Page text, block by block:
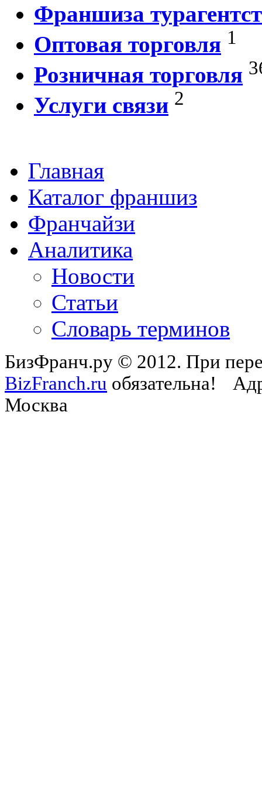
Франшиза
Оптовая торговля 1
Розничная торговля
Услуги связи 2
Главная
Каталог франшиз
Франчайзи
Аналитика
Новости
Статьи
Словарь терминов
БизФранч.ру © 2012. При
BizFranch.ru обязательна!
Москва